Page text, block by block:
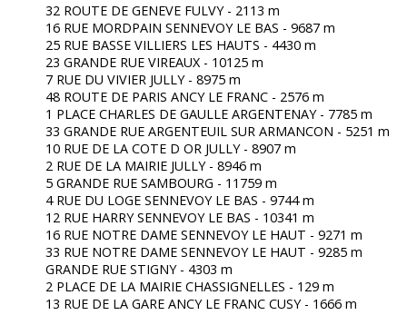
32 ROUTE DE GENEVE FULVY - 2113 m
16 RUE MORDPAIN SENNEVOY LE BAS - 9687 m
25 RUE BASSE VILLIERS LES HAUTS - 4430 m
23 GRANDE RUE VIREAUX - 10125 m
7 RUE DU VIVIER JULLY - 8975 m
48 ROUTE DE PARIS ANCY LE FRANC - 2576 m
1 PLACE CHARLES DE GAULLE ARGENTENAY - 7785 m
33 GRANDE RUE ARGENTEUIL SUR ARMANCON - 5251 m
10 RUE DE LA COTE D OR JULLY - 8907 m
2 RUE DE LA MAIRIE JULLY - 8946 m
5 GRANDE RUE SAMBOURG - 11759 m
4 RUE DU LOGE SENNEVOY LE BAS - 9744 m
12 RUE HARRY SENNEVOY LE BAS - 10341 m
16 RUE NOTRE DAME SENNEVOY LE HAUT - 9271 m
33 RUE NOTRE DAME SENNEVOY LE HAUT - 9285 m
GRANDE RUE STIGNY - 4303 m
2 PLACE DE LA MAIRIE CHASSIGNELLES - 129 m
13 RUE DE LA GARE ANCY LE FRANC CUSY - 1666 m